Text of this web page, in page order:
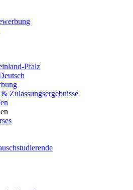
Pfalz
Zulassungsergebnisse